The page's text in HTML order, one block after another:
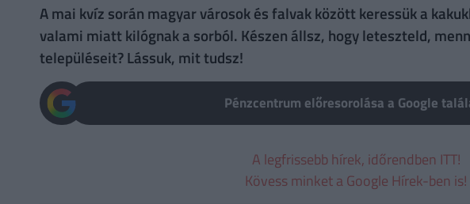
A mai kvíz során magyar városok és falvak között keressük a
valami miatt kilógnak a sorból. Készen állsz, hogy leteszteld,
településeit? Lássuk, mit tudsz!
Pénzcentrum előresorolása a Google
A legfrissebb hírek, időrendben ITT!
Kövess minket a Google Hírek-ben is!